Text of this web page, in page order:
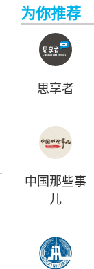
为你推荐
思享者
中国那些事
儿